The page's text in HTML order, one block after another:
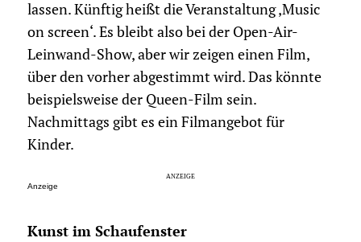
lassen. Künftig heißt die Veranstaltung ‚Music
on screen‘. Es bleibt also bei der Open-Air-
Leinwand-Show, aber wir zeigen einen Film,
über den vorher abgestimmt wird. Das könnte
beispielsweise der Queen-Film sein.
Nachmittags gibt es ein Filmangebot für
Kinder.
Anzeige
Kunst im Schaufenster